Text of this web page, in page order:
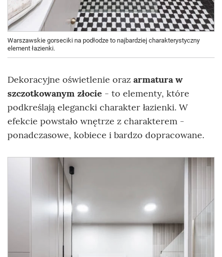
Warszawskie gorseciki na podłodze to najbardziej charakterystyczny
element łazienki.
Dekoracyjne oświetlenie oraz armatura w
szczotkowanym złocie - to elementy, które
podkreślają elegancki charakter łazienki. W
efekcie powstało wnętrze z charakterem -
ponadczasowe, kobiece i bardzo dopracowane.